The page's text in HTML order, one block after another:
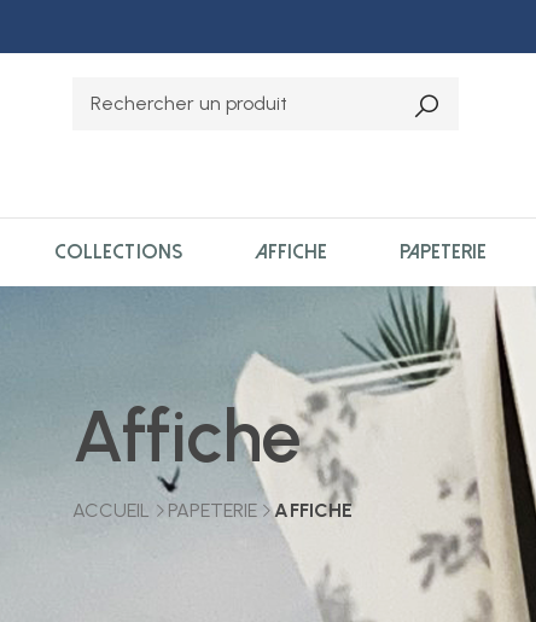
COLLECTIONS AFFICHE PAPETERIE
Affiche
ACCUEIL PAPETERIE AFFICHE